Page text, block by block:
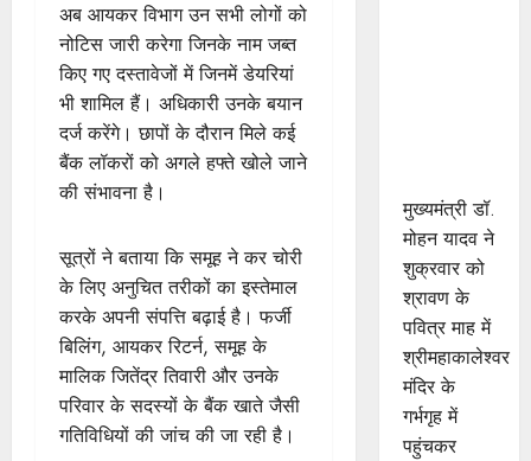
अब आयकर विभाग उन सभी लोगों को
नोटिस जारी करेगा जिनके नाम जब्त
किए गए दस्तावेजों में जिनमें डेयरियां
भी शामिल हैं। अधिकारी उनके बयान
दर्ज करेंगे। छापों के दौरान मिले कई
बैंक लॉकरों को अगले हफ्ते खोले जाने
की संभावना है।
सूत्रों ने बताया कि समूह ने कर चोरी
के लिए अनुचित तरीकों का इस्तेमाल
करके अपनी संपत्ति बढ़ाई है। फर्जी
बिलिंग, आयकर रिटर्न, समूह के
मालिक जितेंद्र तिवारी और उनके
परिवार के सदस्यों के बैंक खाते जैसी
गतिविधियों की जांच की जा रही है।
मुख्यमंत्री डॉ.
मोहन यादव ने
शुक्रवार को
श्रावण के
पवित्र माह में
श्रीमहाकालेश्‍वर
मंदिर के
गर्भगृह में
पहुंचकर